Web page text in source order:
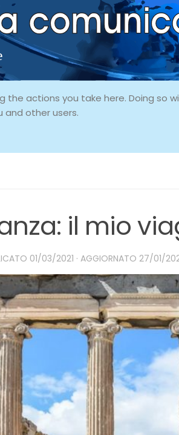
actions you take here. Doing so
other users.
il mio
01/03/2021 · AGGIORNATO 27/01/